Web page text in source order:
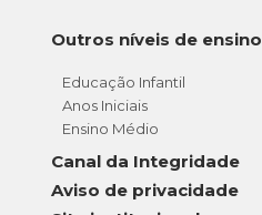
Outros níveis de ensino
Educação Infantil
Anos Iniciais
Ensino Médio
Canal da Integridade
Aviso de privacidade